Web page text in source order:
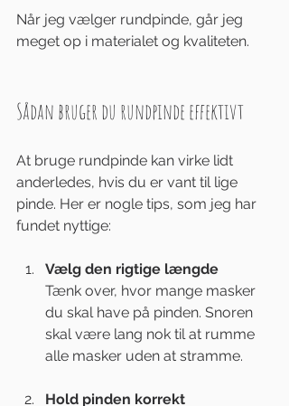
Når jeg vælger rundpinde, går jeg
meget op i materialet og kvaliteten.
Sådan bruger du rundpinde effektivt
At bruge rundpinde kan virke lidt
anderledes, hvis du er vant til lige
pinde. Her er nogle tips, som jeg har
fundet nyttige:
Vælg den rigtige længde
Tænk over, hvor mange masker
du skal have på pinden. Snoren
skal være lang nok til at rumme
alle masker uden at stramme.
Hold pinden korrekt